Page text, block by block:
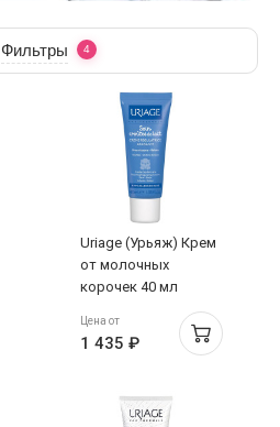
Фильтры
Uriage (Урьяж) Крем
от молочных
корочек 40 мл
Цена от
1 435 ₽